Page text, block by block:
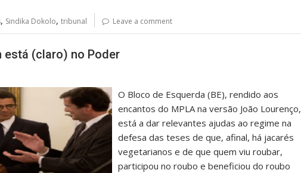
, Sindika Dokolo, tribunal Leave a comment
está (claro) no Poder
O Bloco de Esquerda (BE), rendido aos
encantos do MPLA na versão João Lourenço,
está a dar relevantes ajudas ao regime na
defesa das teses de que, afinal, há jacarés
vegetarianos e de que quem viu roubar,
participou no roubo e beneficiou do roubo